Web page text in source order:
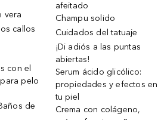
vera
callos
con el
pelo
de
afeitado
Champu solido
Cuidados del tatuaje
¡Di adiós a las puntas
abiertas!
Serum ácido glicólico:
propiedades y efectos en
tu piel
Crema con colágeno,